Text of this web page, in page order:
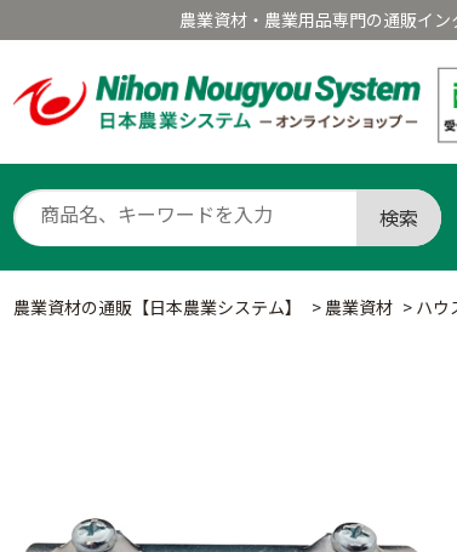
農業資材・農業用品専門の通販イ
検索
農業資材の通販【日本農業システム】 > 農業資材 > ハウ